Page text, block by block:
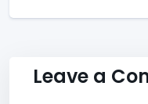
Leave a